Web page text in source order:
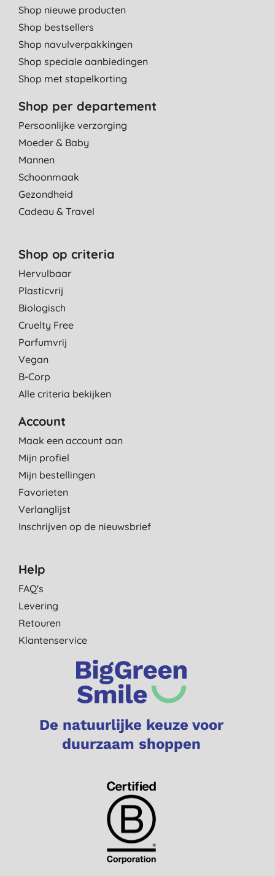
Shop nieuwe producten
Shop bestsellers
Shop navulverpakkingen
Shop speciale aanbiedingen
Shop met stapelkorting
Shop per departement
Persoonlijke verzorging
Moeder & Baby
Mannen
Schoonmaak
Gezondheid
Cadeau & Travel
Shop op criteria
Hervulbaar
Plasticvrij
Biologisch
Cruelty Free
Parfumvrij
Vegan
B-Corp
Alle criteria bekijken
Account
Maak een account aan
Mijn profiel
Mijn bestellingen
Favorieten
Verlanglijst
Inschrijven op de nieuwsbrief
Help
FAQ's
Levering
Retouren
Klantenservice
De natuurlijke keuze voor
duurzaam shoppen